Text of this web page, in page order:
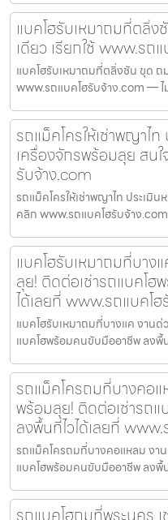
แบคโฮรับเหมาถมที่ตลิ่
เดียว เรียกใช้ www.รถ
แบคโฮรับเหมาถมที่ตลิ่งชัน ขุด ถ
www.รถแบคโฮรับจ้าง.com —
รถแม็คโครให้เช่าพญาไ
เครื่องจักรพร้อมลุย สน
รับจ้าง.com
รถแม็คโครให้เช่าพญาไท ประเมิ
คลิก www.รถแบคโฮรับจ้าง
แบคโฮรับเหมาถมที่บาง
ลุย! ติดต่อเช่ารถแบคโ
ได้เลยที่ www.รถแบคโ
แบคโฮรับเหมาถมที่บางแค งานด่
แบคโฮพร้อมคนขับมืออาชีพ ลงพื้
รถแม็คโครถมที่บางคอแ
พร้อมลุย! ติดต่อเช่ารถ
ลงพื้นที่ไวได้เลยที่
รถแม็คโครถมที่บางคอแหลม งา
แบคโฮพร้อมคนขับมืออาชีพ ลงพื้